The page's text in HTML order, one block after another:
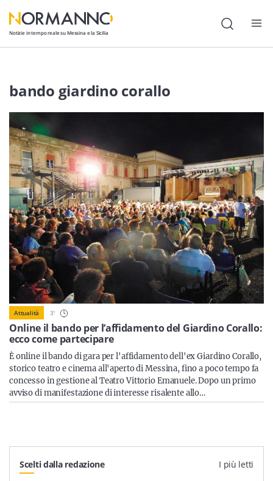
Notizie in tempo reale su Messina e la Sicilia
Attualità
Cronaca
Politica
Cultura
Lavoro
Società
Economia
Sport
Sicilia
Servizi
bando giardino corallo
Online il bando per l’affidamento del Giardino Corallo:
ecco come partecipare
Attualità 3'
È online il bando di gara per l'affidamento dell'ex Giardino Corallo,
storico teatro e cinema all'aperto di Messina, fino a poco tempo fa
concesso in gestione al Teatro Vittorio Emanuele. Dopo un primo
avviso di manifestazione di interesse risalente allo…
Scelti dalla redazione I più letti